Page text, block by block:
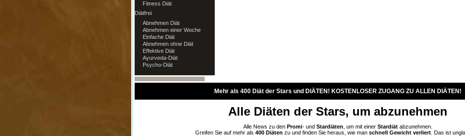
Fitness Diät
Diätfrei
Abnehmen Diät
Abnehmen einer Woche
Einfache Diät
Abnehmen ohne Diät
Effektive Diät
Ayurveda-Diät
Psycho-Diät
Mehr als 400 Diät der Stars und DIÄTEN! KOSTENLOSER ZUGANG ZU ALLEN DIÄTEN!
Alle Diäten der Stars, um abzunehmen
Alle News zu den Promi- und Stardiäten , um mit einer Stardiät abzunehmen.
Greifen Sie auf mehr als 400 Diäten zu und finden Sie heraus, wie man schnell Gewicht verliert. Das ist